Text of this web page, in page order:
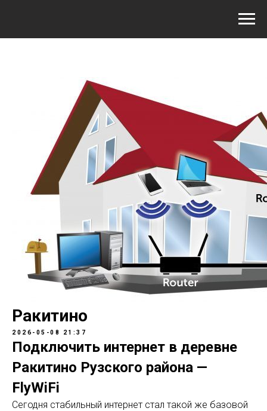
Ракитино
2026-05-08 21:37
Подключить интернет в деревне
Ракитино Рузского района —
FlyWiFi
Сегодня стабильный интернет стал такой же базовой